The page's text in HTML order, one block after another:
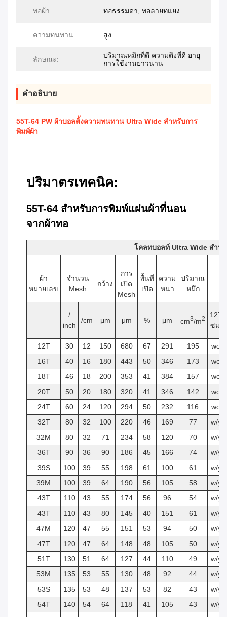
ทอผ้า: ทอธรรมดา, ทอลายทแยง
ความทนทาน: สูง
ลักษณะ:
ปริมาณหมึกที่ดี ความตึงที่ดี อายุ
การใช้งานยาวนาน
คําอธิบาย
55T-64 PW ผ้าบอลติ้งความทนทาน Ultra Wide สําหรับการ
พิมพ์ผ้า
ปริมาตรเทคนิค:
55T-64 สําหรับการพิมพ์แผ่นผ้าที่นอน
จากผ้าทอ
โคลทบอลท์ Ultra Wide สําห
ผ้า
หมายเลข
จํานวน
Mesh
กว้าง
การ
เปิด
Mesh
พื้นที่
เปิด
ความ
หนา
ปริมาณ
หมึก
/
inch
/cm μm μm % μm cm3/m2
127
ซม.
12T 30 12 150 680 67 291 195
wo
16T
40 16 180 443 50 346 173
wo
18T
46 18 200 353 41 384 157
wo
20T
50 20 180 320 41 346 142
wo
24T
60 24 120 294 50 232 116
wo
32T
80 32 100 220 46 169 77
w/y
32M
80 32 71 234 58 120 70
w/y
36T
90 36 90 186 45 166 74
w/y
39S
100 39 55 198 61 100 61
w/y
39M
100 39 64 190 56 105 58
w/y
43T
110 43 55 174 56 96 54
w/y
43T
110 43 80 145 40 151 61
w/y
47M
120 47 55 151 53 94 50
w/y
47T
120 47 64 148 48 105 50
w/y
51T
130 51 64 127 44 110 49
w/y
53M
135 53 55 130 48 92 44
w/y
53S
135 53 48 137 53 82 43
w/y
54T
140 54 64 118 41 105 43
w/y